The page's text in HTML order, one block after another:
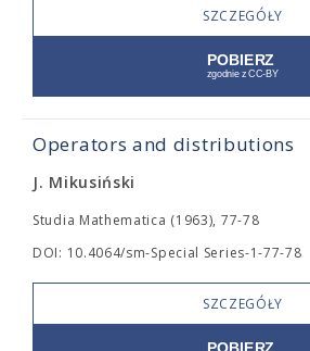
SZCZEGÓŁY
Operators and distributions
J. Mikusiński
Studia Mathematica (1963), 77-78
DOI: 10.4064/sm-Special Series-1-77-78
SZCZEGÓŁY